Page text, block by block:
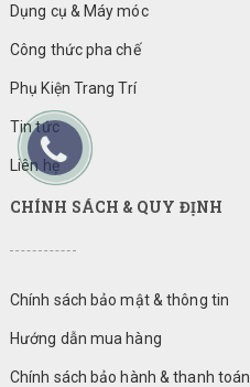
Dụng cụ & Máy móc
Công thức pha chế
Phụ Kiện Trang Trí
Tin tức
Liên hệ
CHÍNH SÁCH & QUY ĐỊNH
Chính sách bảo mật & thông tin
Hướng dẫn mua hàng
Chính sách bảo hành & thanh toán